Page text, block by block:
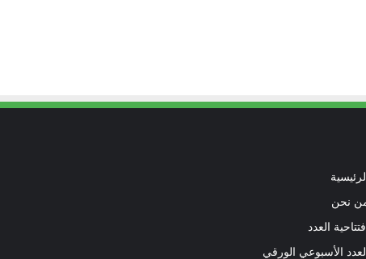
نحن
العدد
الأسبوعي الورقي